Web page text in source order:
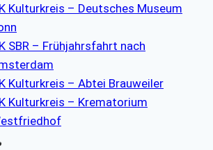
Kulturkreis – Deutsches Museum
SBR – Frühjahrsfahrt nach
Kulturkreis – Abtei Brauweiler
Kulturkreis – Krematorium